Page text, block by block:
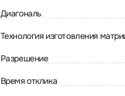
Диагональ
Технология изготовления
Разрешение
Время отклика